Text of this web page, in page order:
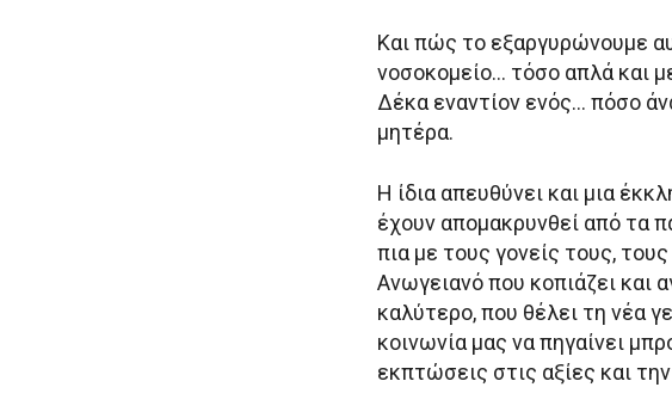
Και πώς το εξαργυρώνουμε
νοσοκομείο… τόσο απλά και
Δέκα εναντίον ενός… πόσο
μητέρα.
Η ίδια απευθύνει και μια
έχουν απομακρυνθεί από τα
πια με τους γονείς τους,
Ανωγειανό που κοπιάζει και
καλύτερο, που θέλει τη νέα
κοινωνία μας να πηγαίνει
εκπτώσεις στις αξίες και